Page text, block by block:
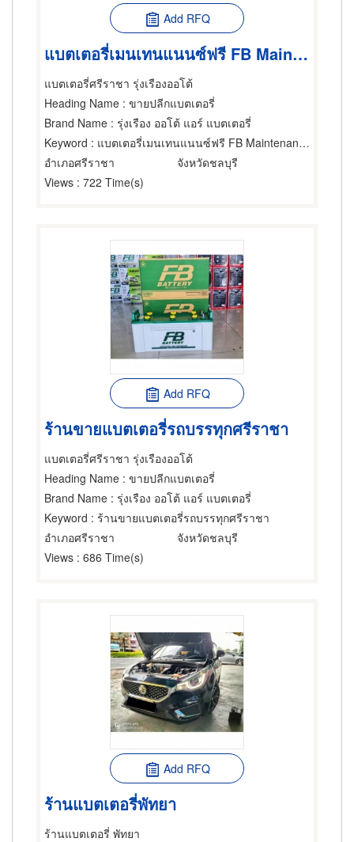
Add RFQ
แบตเตอรี่เมนเทนแนนซ์ฟรี FB Maintenance Free รุ่น Gold-SMF
แบตเตอรี่ศรีราชา รุ่งเรืองออโต้
Heading Name : ขายปลีกแบตเตอรี่
Brand Name : รุ่งเรือง ออโต้ แอร์ แบตเตอรี่
Keyword : แบตเตอรี่เมนเทนแนนซ์ฟรี FB Maintenance Free รุ่น Gold-SMF
อำเภอศรีราชา
จังหวัดชลบุรี
Views : 722 Time(s)
Add RFQ
ร้านขายแบตเตอรี่รถบรรทุกศรีราชา
แบตเตอรี่ศรีราชา รุ่งเรืองออโต้
Heading Name : ขายปลีกแบตเตอรี่
Brand Name : รุ่งเรือง ออโต้ แอร์ แบตเตอรี่
Keyword : ร้านขายแบตเตอรี่รถบรรทุกศรีราชา
อำเภอศรีราชา
จังหวัดชลบุรี
Views : 686 Time(s)
Add RFQ
ร้านแบตเตอรี่พัทยา
ร้านแบตเตอรี่ พัทยา